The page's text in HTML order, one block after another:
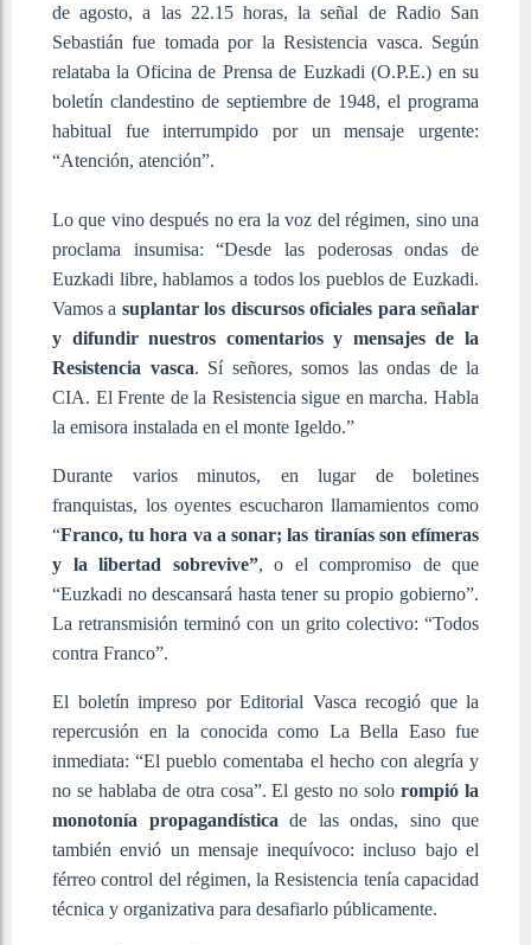
de agosto, a las 22.15 horas, la señal de Radio San
Sebastián fue tomada por la Resistencia vasca. Según
relataba la Oficina de Prensa de Euzkadi (O.P.E.) en su
boletín clandestino de septiembre de 1948, el programa
habitual fue interrumpido por un mensaje urgente:
“Atención, atención”.
Lo que vino después no era la voz del régimen, sino una
proclama insumisa: “Desde las poderosas ondas de
Euzkadi libre, hablamos a todos los pueblos de Euzkadi.
Vamos a suplantar los discursos oficiales para señalar
y difundir nuestros comentarios y mensajes de la
Resistencia vasca. Sí señores, somos las ondas de la
CIA. El Frente de la Resistencia sigue en marcha. Habla
la emisora instalada en el monte Igeldo.”
Durante varios minutos, en lugar de boletines
franquistas, los oyentes escucharon llamamientos como
“Franco, tu hora va a sonar; las tiranías son efímeras
y la libertad sobrevive”, o el compromiso de que
“Euzkadi no descansará hasta tener su propio gobierno”.
La retransmisión terminó con un grito colectivo: “Todos
contra Franco”.
El boletín impreso por Editorial Vasca recogió que la
repercusión en la conocida como La Bella Easo fue
inmediata: “El pueblo comentaba el hecho con alegría y
no se hablaba de otra cosa”. El gesto no solorompió la
monotonía propagandística de las ondas, sino que
también envió un mensaje inequívoco: incluso bajo el
férreo control del régimen, la Resistencia tenía capacidad
técnica y organizativa para desafiarlo públicamente.